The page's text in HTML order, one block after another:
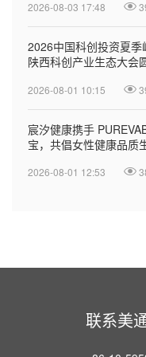
2026-08-03 17:48
2026中国科创投资夏季
陕西科创产业生态大会
2026-08-01 10:15
宸汐健康携手
宝，共倡女性健康品质
2026-08-01 12:53
联系美